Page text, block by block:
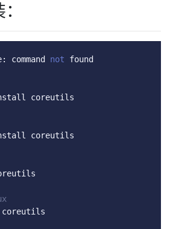
: command not found
coreutils
coreutils
coreutils